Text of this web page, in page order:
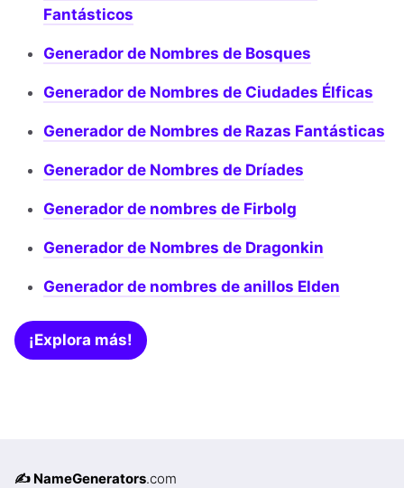
Fantásticos
Generador de Nombres de Bosques
Generador de Nombres de Ciudades Élficas
Generador de Nombres de Razas Fantásticas
Generador de Nombres de Dríades
Generador de nombres de Firbolg
Generador de Nombres de Dragonkin
Generador de nombres de anillos Elden
¡Explora más!
✍️ NameGenerators.com